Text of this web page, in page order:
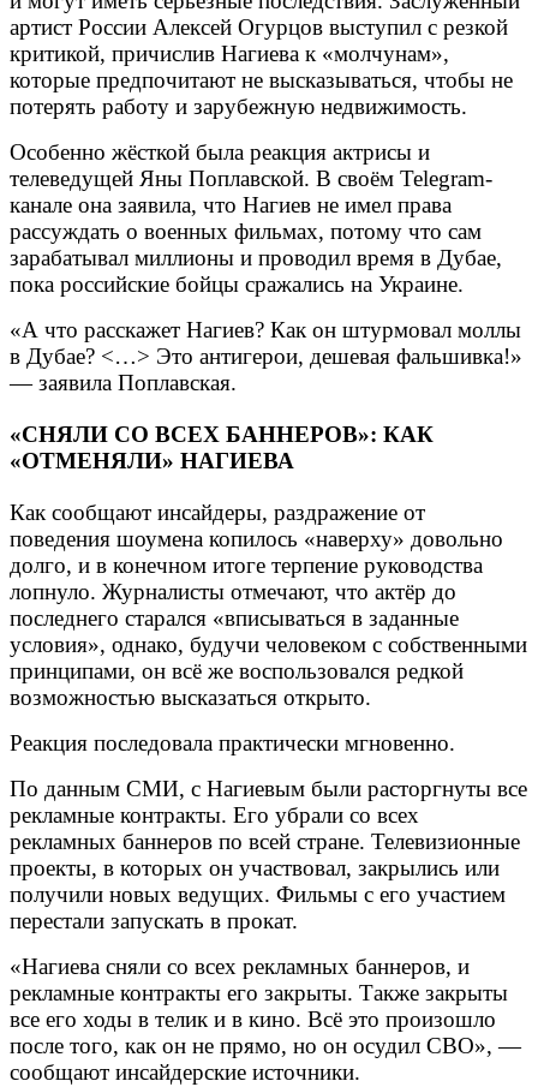
артист России Алексей Огурцов выступил с резкой
критикой, причислив Нагиева к «молчунам»,
которые предпочитают не высказываться, чтобы не
потерять работу и зарубежную недвижимость.
Особенно жёсткой была реакция актрисы и
телеведущей Яны Поплавской. В своём Telegram-
канале она заявила, что Нагиев не имел права
рассуждать о военных фильмах, потому что сам
зарабатывал миллионы и проводил время в Дубае,
пока российские бойцы сражались на Украине.
«А что расскажет Нагиев? Как он штурмовал моллы
в Дубае? <…> Это антигерои, дешевая фальшивка!»
— заявила Поплавская.
«СНЯЛИ СО ВСЕХ БАННЕРОВ»: КАК
«ОТМЕНЯЛИ» НАГИЕВА
Как сообщают инсайдеры, раздражение от
поведения шоумена копилось «наверху» довольно
долго, и в конечном итоге терпение руководства
лопнуло. Журналисты отмечают, что актёр до
последнего старался «вписываться в заданные
условия», однако, будучи человеком с собственными
принципами, он всё же воспользовался редкой
возможностью высказаться открыто.
Реакция последовала практически мгновенно.
По данным СМИ, с Нагиевым были расторгнуты все
рекламные контракты. Его убрали со всех
рекламных баннеров по всей стране. Телевизионные
проекты, в которых он участвовал, закрылись или
получили новых ведущих. Фильмы с его участием
перестали запускать в прокат.
«Нагиева сняли со всех рекламных баннеров, и
рекламные контракты его закрыты. Также закрыты
все его ходы в телик и в кино. Всё это произошло
после того, как он не прямо, но он осудил СВО», —
сообщают инсайдерские источники.